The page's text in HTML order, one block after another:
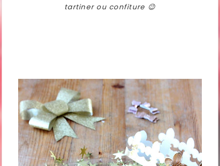
tartiner ou confiture 😉